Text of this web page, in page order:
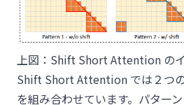
上図：Shift Short Attention の
Shift Short Attention では２つ
を組み合わせています。パター